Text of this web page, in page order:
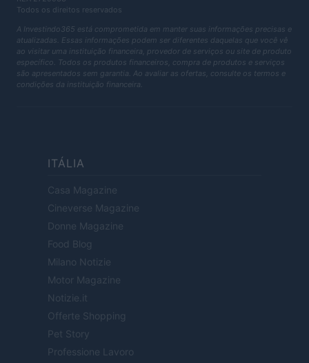
Todos os direitos reservados
A Investindo365 está comprometida em manter suas informações precisas e
atualizadas. Essas informações podem ser diferentes daquelas que você vê
ao visitar uma instituição financeira, provedor de serviços ou site de produto
específico. Todos os produtos financeiros, compra de produtos e serviços
são apresentados sem garantia. Ao avaliar as ofertas, consulte os termos e
condições da instituição financeira.
ITÁLIA
Casa Magazine
Cineverse Magazine
Donne Magazine
Food Blog
Milano Notizie
Motor Magazine
Notizie.it
Offerte Shopping
Pet Story
Professione Lavoro